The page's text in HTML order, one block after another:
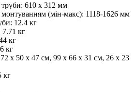
труби: 610 x 312 мм
(мін-макс): 1118-1626 мм
12.4 кг
7.71 кг
кг
кг
х 50 х 47 см, 99 х 66 х 31 см, 26 х 23
кг